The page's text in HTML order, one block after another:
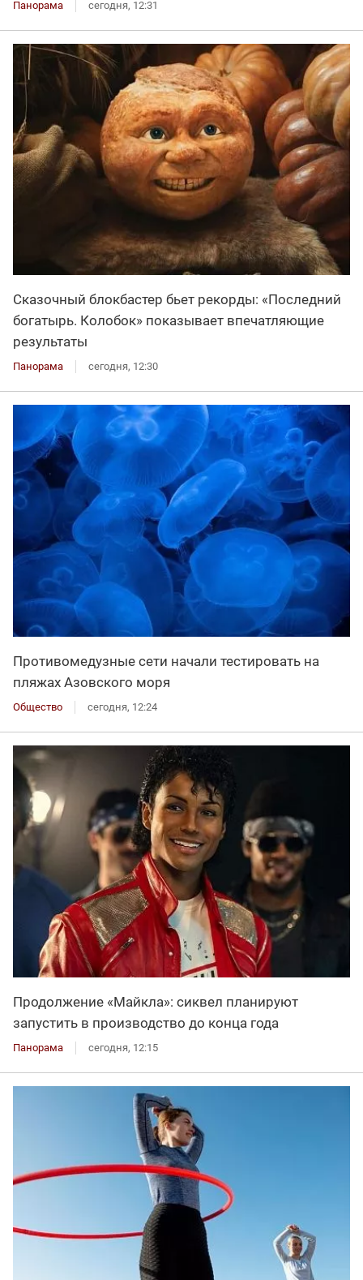
Панорама сегодня, 12:31
Сказочный блокбастер бьет рекорды: «Последний
богатырь. Колобок» показывает впечатляющие
результаты
Панорама сегодня, 12:30
Противомедузные сети начали тестировать на
пляжах Азовского моря
Общество сегодня, 12:24
Продолжение «Майкла»: сиквел планируют
запустить в производство до конца года
Панорама сегодня, 12:15